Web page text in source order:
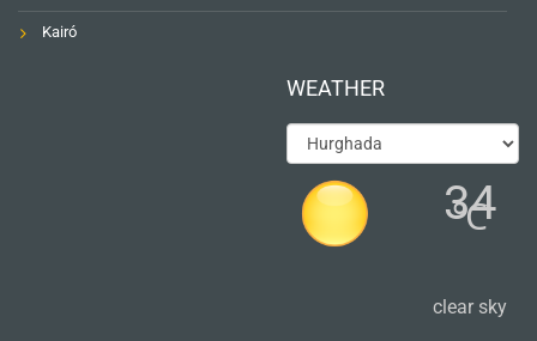
Kairó
WEATHER
34
℃
clear sky